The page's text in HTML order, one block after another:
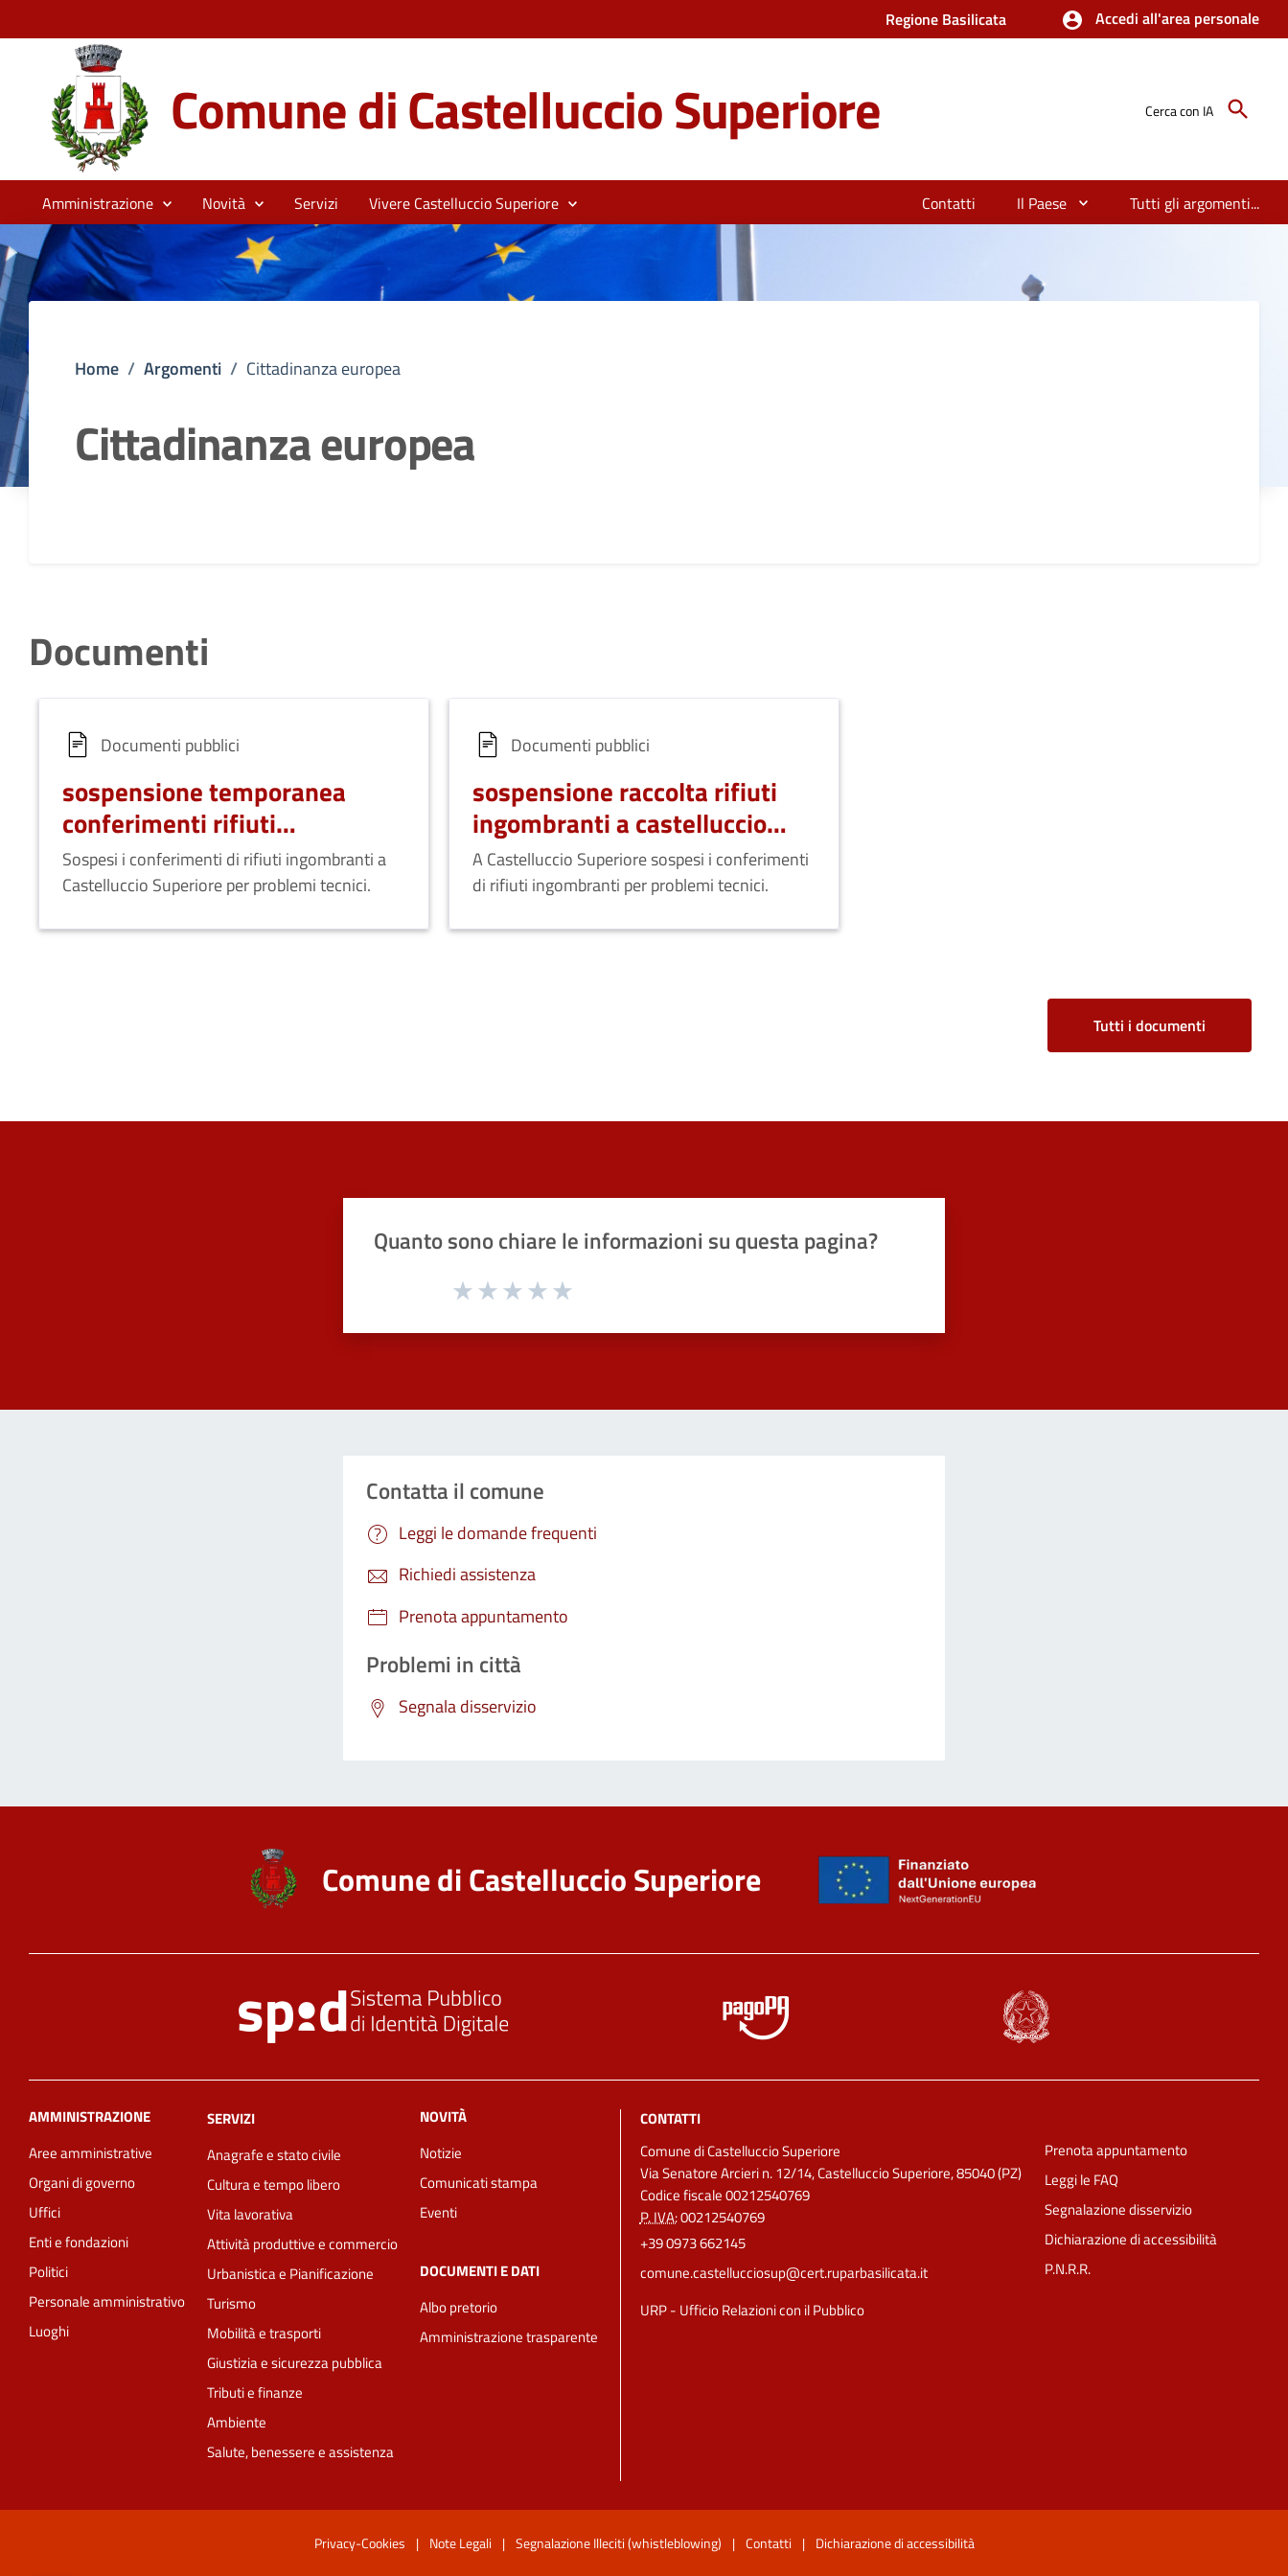
Regione Basilicata Accedi all'area personale
Comune di Castelluccio Superiore Cerca con IA
Amministrazione Novità Servizi Vivere Castelluccio Superiore Contatti Il Paese Tutti gli argomenti...
Home / Argomenti / Cittadinanza europea
Cittadinanza europea
Documenti
Documenti pubblici
sospensione temporanea
conferimenti rifiuti
ingombranti
Sospesi i conferimenti di rifiuti ingombranti a
Castelluccio Superiore per problemi tecnici.
Documenti pubblici
sospensione raccolta rifiuti
ingombranti a castelluccio
superiore
A Castelluccio Superiore sospesi i conferimenti
di rifiuti ingombranti per problemi tecnici.
Tutti i documenti
Quanto sono chiare le informazioni su questa pagina?
Valuta da 1 a 5 stelle la pagina
Contatta il comune
Leggi le domande frequenti
Richiedi assistenza
Prenota appuntamento
Problemi in città
Segnala disservizio
Comune di Castelluccio Superiore
AMMINISTRAZIONE
Aree amministrative
Organi di governo
Uffici
Enti e fondazioni
Politici
Personale amministrativo
Luoghi
SERVIZI
Anagrafe e stato civile
Cultura e tempo libero
Vita lavorativa
Attività produttive e commercio
Urbanistica e Pianificazione
Turismo
Mobilità e trasporti
Giustizia e sicurezza pubblica
Tributi e finanze
Ambiente
Salute, benessere e assistenza
NOVITÀ
Notizie
Comunicati stampa
Eventi
DOCUMENTI E DATI
Albo pretorio
Amministrazione trasparente
CONTATTI
Comune di Castelluccio Superiore
Via Senatore Arcieri n. 12/14, Castelluccio Superiore, 85040 (PZ)
Codice fiscale 00212540769
P. IVA:00212540769
+39 0973 662145
comune.castellucciosup@cert.ruparbasilicata.it
URP - Ufficio Relazioni con il Pubblico
Prenota appuntamento
Leggi le FAQ
Segnalazione disservizio
Dichiarazione di accessibilità
P.N.R.R.
Privacy-Cookies | Note Legali | Segnalazione Illeciti (whistleblowing) | Contatti | Dichiarazione di accessibilità